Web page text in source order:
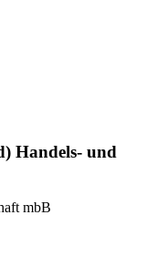
Handels- und
mbB